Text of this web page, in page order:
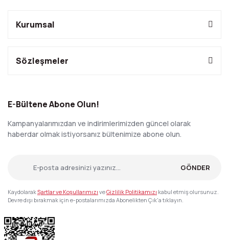
Kurumsal
Sözleşmeler
E-Bültene Abone Olun!
Kampanyalarımızdan ve indirimlerimizden güncel olarak
haberdar olmak istiyorsanız bültenimize abone olun.
GÖNDER
KaydolarakŞartlar ve Koşullarımızı veGizlilik Politikamızı kabul etmiş olursunuz.
Devre dışı bırakmak için e-postalarımızda Abonelikten Çık'a tıklayın.